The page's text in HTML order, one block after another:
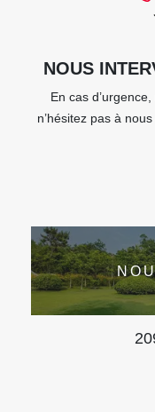
NOUS
En cas
n’hésitez pas à